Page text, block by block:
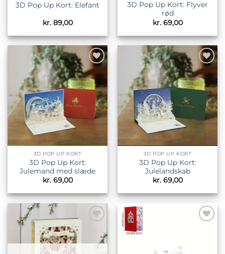
3D Pop Up Kort: Elefant
kr.89,00
3D Pop Up Kort: Flyver
rød
kr.69,00
Tilføj til
ønskeliste
3D POP UP KORT
3D Pop Up Kort:
Julemand med slæde
kr.69,00
Tilføj til
ønskeliste
3D POP UP KORT
3D Pop Up Kort:
Julelandskab
kr.69,00
Tilføj til
ønskeliste